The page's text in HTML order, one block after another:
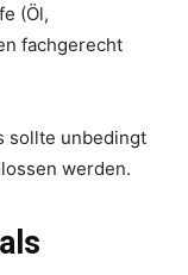
(Öl,
fachgerecht
sollte unbedingt
werden.